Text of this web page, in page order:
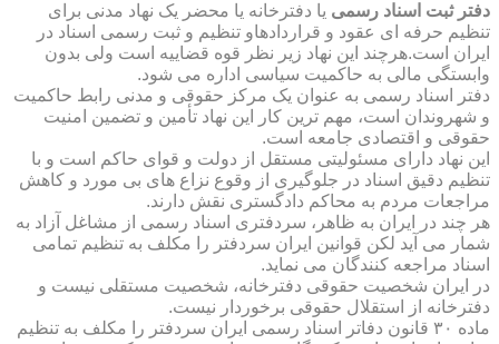
دفتر ثبت اسناد رسمی یا دفترخانه یا محضر یک نهاد مدنی برای
تنظیم حرفه ای عقود و قراردادهاو تنظیم و ثبت رسمی اسناد در
ایران است.هرچند این نهاد زیر نظر قوه قضاییه است ولی بدون
وابستگی مالی به حاکمیت سیاسی اداره می شود.
دفتر اسناد رسمی به عنوان یک مرکز حقوقی و مدنی رابط حاکمیت
و شهروندان است، مهم ترین کار این نهاد تأمین و تضمین امنیت
حقوقی و اقتصادی جامعه است.
این نهاد دارای مسئولیتی مستقل از دولت و قوای حاکم است و با
تنظیم دقیق اسناد در جلوگیری از وقوع نزاع های بی مورد و کاهش
مراجعات مردم به محاکم دادگستری نقش دارند.
هر چند در ایران به ظاهر، سردفتری اسناد رسمی از مشاغل آزاد به
شمار می آید لکن قوانین ایران سردفتر را مکلف به تنظیم تمامی
اسناد مراجعه کنندگان می نماید.
در ایران شخصیت حقوقی دفترخانه، شخصیت مستقلی نیست و
دفترخانه از استقلال حقوقی برخوردار نیست.
ماده ۳۰ قانون دفاتر اسناد رسمی ایران سردفتر را مکلف به تنظیم